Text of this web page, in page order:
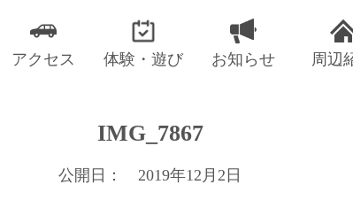
アクセス 体験・遊び お知らせ 周辺
IMG_7867
公開日： 2019年12月2日